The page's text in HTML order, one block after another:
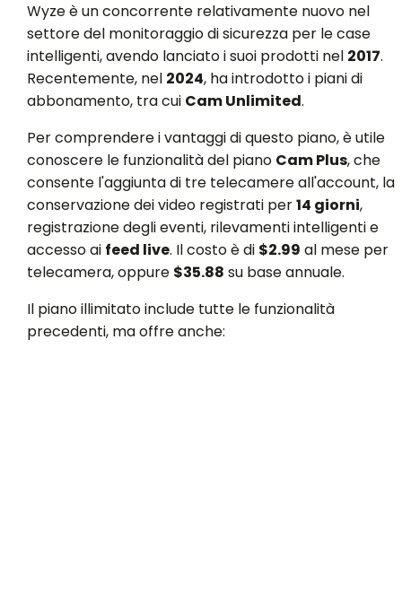
Wyze è un concorrente relativamente nuovo nel
settore del monitoraggio di sicurezza per le case
intelligenti, avendo lanciato i suoi prodotti nel 2017.
Recentemente, nel 2024, ha introdotto i piani di
abbonamento, tra cui Cam Unlimited.
Per comprendere i vantaggi di questo piano, è utile
conoscere le funzionalità del piano Cam Plus, che
consente l'aggiunta di tre telecamere all'account, la
conservazione dei video registrati per14 giorni,
registrazione degli eventi, rilevamenti intelligenti e
accesso ai feed live. Il costo è di $2.99 al mese per
telecamera, oppure $35.88 su base annuale.
Il piano illimitato include tutte le funzionalità
precedenti, ma offre anche: